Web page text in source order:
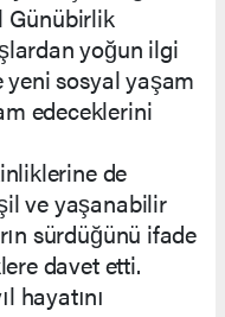
Günübirlik
yoğun ilgi
sosyal yaşam
edeceklerini
de
ve yaşanabilir
sürdüğünü ifade
davet etti.
hayatını